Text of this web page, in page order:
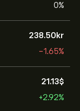
0%
238.50‎kr‎
-1.65%
21.13‎$‎
+2.92%